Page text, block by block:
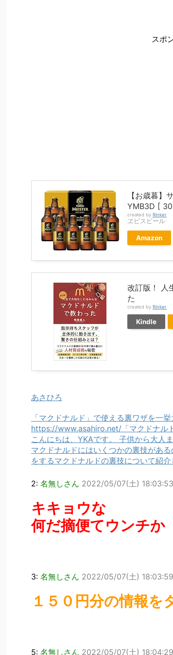
スポ
【お歳暮】
YMB3D [
created by Rinker
ヱビスビール
Amazon
改訂版！ 人
た
created by Rinker
Kindle
あさひろ
「マクドナルド」で使える裏ワザを一
https://www.asahiro.net/「マクドナル
こんにちは、YKAです。 子供から大人
マクドナルドにはいくつかの裏技があ
をするマクドナルドの裏技について紹介
2: 名無しさん 2022/05/07(土)
キキョウな
何だ摘便てウンチか
3: 名無しさん 2022/05/07(土)
１５０円分の情報を
5: 名無しさん 2022/05/07(土)